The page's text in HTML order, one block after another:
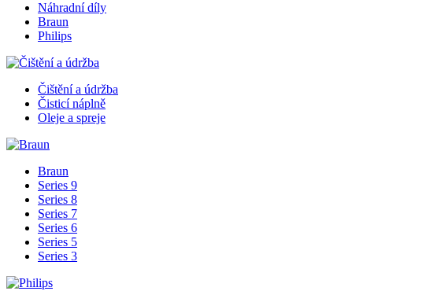
Náhradní díly
Braun
Philips
Čištění a údržba
Čisticí náplně
Oleje a spreje
Braun
Series 9
Series 8
Series 7
Series 6
Series 5
Series 3